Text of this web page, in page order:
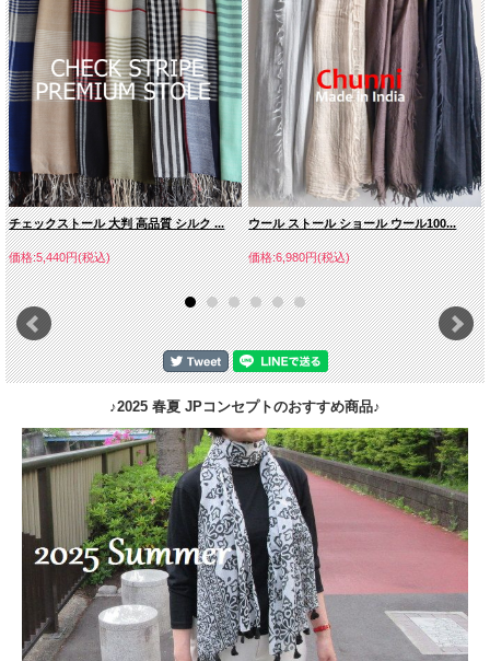
チェックストール 大判 高品質 シルク ...
価格:5,440円(税込)
ウール ストール ショール ウール100...
価格:6,980円(税込)
♪2025 春夏 JPコンセプトのおすすめ商品♪